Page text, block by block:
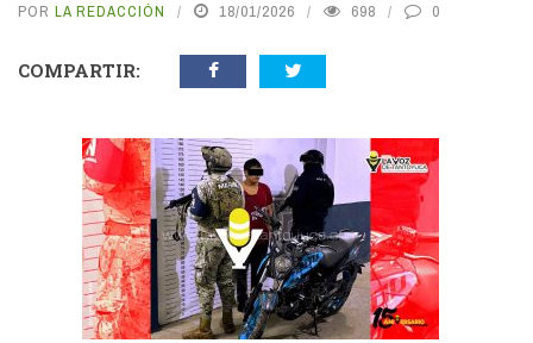
POR LA REDACCIÓN 18/01/2026 698 0
COMPARTIR: